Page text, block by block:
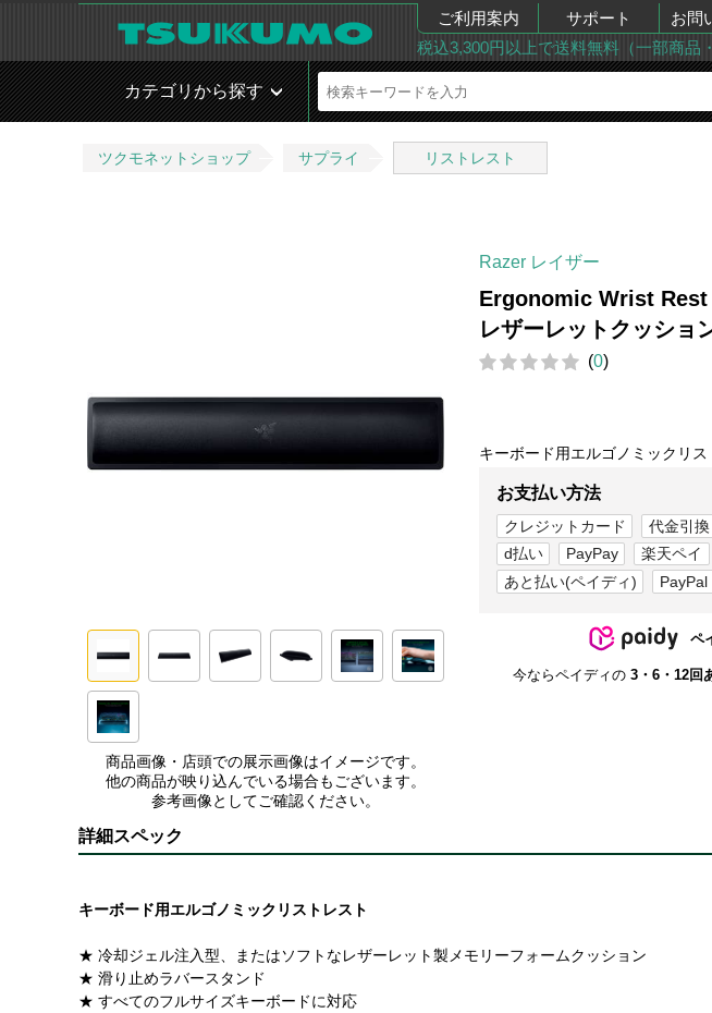
ご利用案内 サポート お問
税込3,300円以上で送料無料（一部商品
カテゴリから探す
ツクモネットショップ サプライ リストレスト
商品画像・店頭での展示画像はイメージです。
他の商品が映り込んでいる場合もございます。
参考画像としてご確認ください。
Razer レイザー
Ergonomic Wrist Rest
レザーレットクッショ
(0)
キーボード用エルゴノミックリス
お支払い方法
クレジットカード 代金引換
d払い
PayPay 楽天ペイ
あと払い(ペイディ)
PayPal
ペ
今ならペイディの 3・6・12回
詳細スペック
キーボード用エルゴノミックリストレスト
★ 冷却ジェル注入型、またはソフトなレザーレット製メモリーフォームクッション
★ 滑り止めラバースタンド
★ すべてのフルサイズキーボードに対応